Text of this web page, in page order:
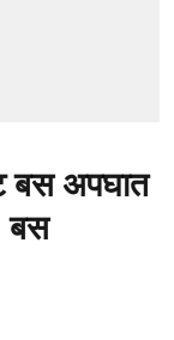
अपघात
बस